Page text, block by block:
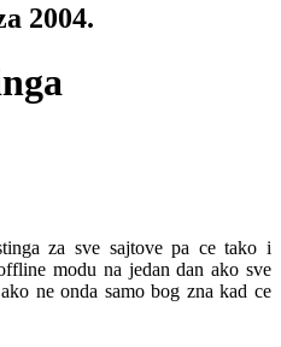
2004.
za sve sajtove pa ce tako i
modu na jedan dan ako sve
ne onda samo bog zna kad ce